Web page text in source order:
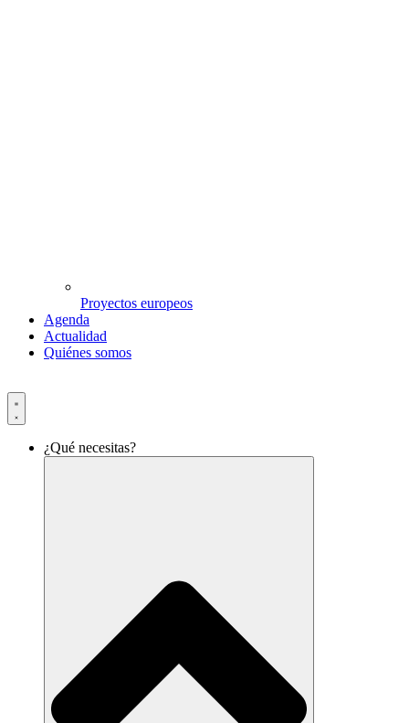
Proyectos europeos
Agenda
Actualidad
Quiénes somos
¿Qué necesitas?